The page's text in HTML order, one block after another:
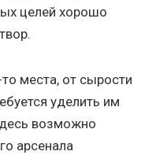
целей хорошо
места, от сырости
уделить им
возможно
арсенала